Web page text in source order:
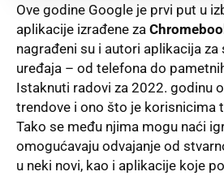
Ove godine Google je prvi put u
aplikacije izrađene za
nagrađeni su i autori aplikacija za
uređaja – od telefona do
Istaknuti radovi za 2022. godinu
trendove i ono što je korisnicima
Tako se među njima mogu naći
omogućavaju odvajanje od
u neki novi, kao i aplikacije koje